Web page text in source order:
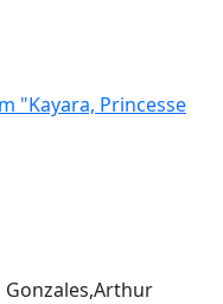
"Kayara, Princesse
Gonzales,Arthur